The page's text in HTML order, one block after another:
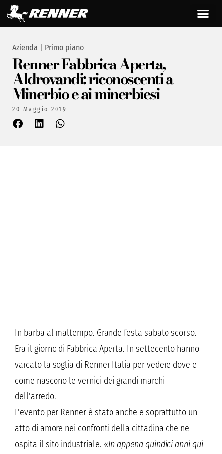
Azienda Primo piano
Renner Fabbrica Aperta,
Aldrovandi: riconoscenti a
Minerbio e ai minerbiesi
20 Maggio 2019
In barba al maltempo. Grande festa sabato scorso.
Era il giorno di Fabbrica Aperta. In settecento hanno
varcato la soglia di Renner Italia per vedere dove e
come nascono le vernici dei grandi marchi
dell’arredo.
L’evento per Renner è stato anche e soprattutto un
atto di amore nei confronti della cittadina che ne
ospita il sito industriale. «In appena quindici anni qui